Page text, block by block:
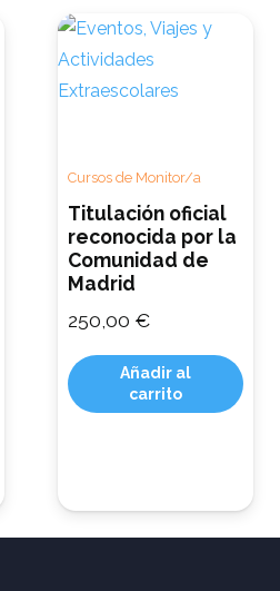
Cursos de Monitor/a
Titulación oficial
reconocida por la
Comunidad de
Madrid
250,00 €
Añadir al
carrito